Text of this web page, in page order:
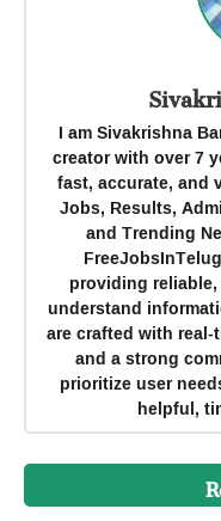
I am Sivakrishna
creator with over 7
fast, accurate, and
Jobs, Results,
and Trending
providing
understand
are crafted with
and a strong
prioritize user
helpful,